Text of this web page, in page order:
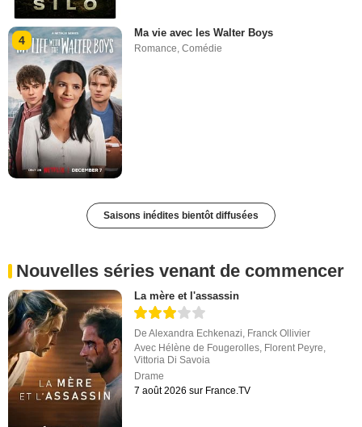
4
Ma vie avec les Walter Boys
Romance ,Comédie
Saisons inédites bientôt diffusées
Nouvelles séries venant de commencer
La mère et l'assassin
DeAlexandra Echkenazi, Franck Ollivier
Avec Hélène de Fougerolles, Florent Peyre,
Vittoria Di Savoia
Drame
7 août 2026 sur France.TV